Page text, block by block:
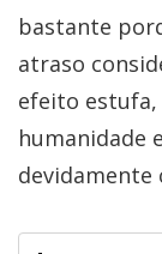
bastante
atraso
efeito
humanidade
devidamente